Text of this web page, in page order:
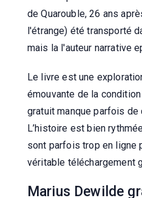
de Quarouble, 26 ans
l'étrange) été transporté
mais la l'auteur narrative
Le livre est une
émouvante de la
gratuit manque parfois de
L’histoire est bien
sont parfois trop en ligne
véritable téléchargement
Marius Dewilde